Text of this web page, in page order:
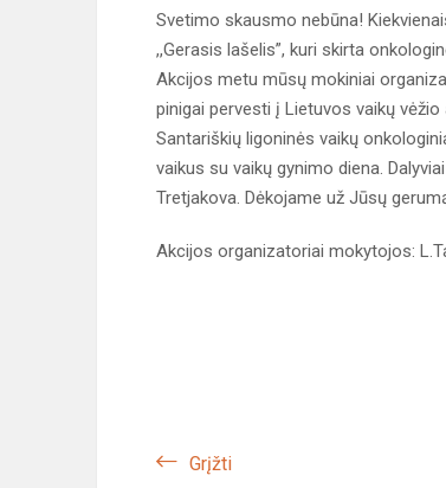
Svetimo skausmo nebūna!
,,Gerasis lašelis”, kuri skirta
Akcijos metu mūsų mokiniai
pinigai pervesti į Lietuvos vaikų
Santariškių ligoninės vaikų
vaikus su vaikų gynimo diena.
Tretjakova. Dėkojame už Jūsų
Akcijos organizatoriai mokytojos:
Grįžti